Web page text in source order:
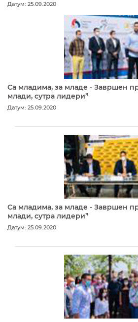
Датум: 25.09.2020
Са младима, за младе - Завршен
млади, сутра лидери”
Датум: 25.09.2020
Са младима, за младе - Завршен
млади, сутра лидери”
Датум: 25.09.2020